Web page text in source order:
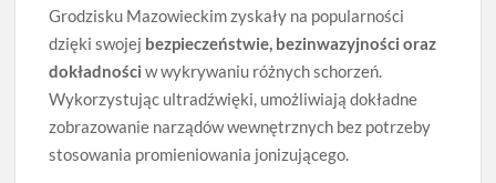
Grodzisku Mazowieckim zyskały na popularności
dzięki swojej bezpieczeństwie, bezinwazyjności oraz
dokładności w wykrywaniu różnych schorzeń.
Wykorzystując ultradźwięki, umożliwiają dokładne
zobrazowanie narządów wewnętrznych bez potrzeby
stosowania promieniowania jonizującego.